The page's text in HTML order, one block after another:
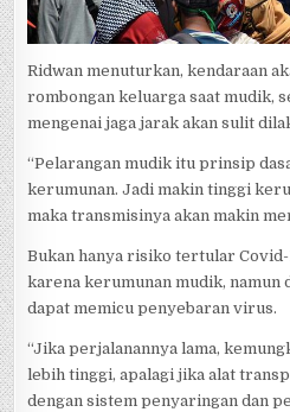
Ridwan menuturkan, kendaraan
rombongan keluarga saat mudik,
mengenai jaga jarak akan sulit
“Pelarangan mudik itu prinsip
kerumunan. Jadi makin tinggi
maka transmisinya akan makin
Bukan hanya risiko tertular
karena kerumunan mudik, namun
dapat memicu penyebaran virus.
“Jika perjalanannya lama,
lebih tinggi, apalagi jika alat
dengan sistem penyaringan dan